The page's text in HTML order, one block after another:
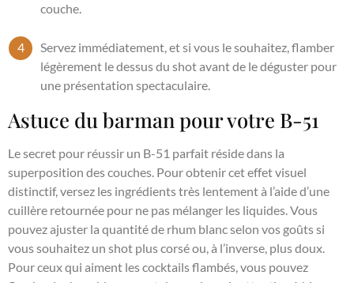
couche.
Servez immédiatement, et si vous le souhaitez, flamber
légèrement le dessus du shot avant de le déguster pour
une présentation spectaculaire.
Astuce du barman pour votre B-51
Le secret pour réussir un B-51 parfait réside dans la
superposition des couches. Pour obtenir cet effet visuel
distinctif, versez les ingrédients très lentement à l’aide d’une
cuillère retournée pour ne pas mélanger les liquides. Vous
pouvez ajuster la quantité de rhum blanc selon vos goûts si
vous souhaitez un shot plus corsé ou, à l’inverse, plus doux.
Pour ceux qui aiment les cocktails flambés, vous pouvez